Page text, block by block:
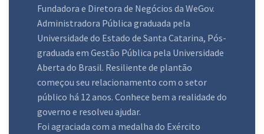
Fundadora e Diretora de Negócios da WeGov.
Administradora Pública graduada pela
Universidade do Estado de Santa Catarina, Pós-
graduada em Gestão Pública pela Universidade
Aberta do Brasil. Resiliente de plantão
começou seu relacionamento com o setor
público há 12 anos. Conhece bem a realidade do
governo e resolveu ajudar.
Foi agraciada com a medalha do Exército